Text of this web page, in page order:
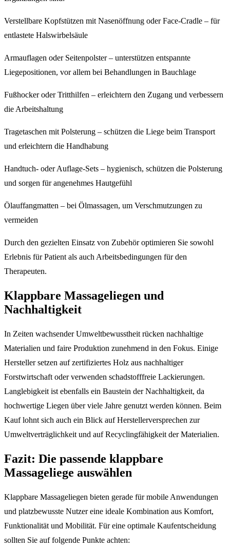
Verstellbare Kopfstützen mit Nasenöffnung oder Face-Cradle – für
entlastete Halswirbelsäule
Armauflagen oder Seitenpolster – unterstützen entspannte
Liegepositionen, vor allem bei Behandlungen in Bauchlage
Fußhocker oder Tritthilfen – erleichtern den Zugang und verbessern
die Arbeitshaltung
Tragetaschen mit Polsterung – schützen die Liege beim Transport
und erleichtern die Handhabung
Handtuch- oder Auflage-Sets – hygienisch, schützen die Polsterung
und sorgen für angenehmes Hautgefühl
Ölauffangmatten – bei Ölmassagen, um Verschmutzungen zu
vermeiden
Durch den gezielten Einsatz von Zubehör optimieren Sie sowohl
Erlebnis für Patient als auch Arbeitsbedingungen für den
Therapeuten.
Klappbare Massageliegen und
Nachhaltigkeit
In Zeiten wachsender Umweltbewusstheit rücken nachhaltige
Materialien und faire Produktion zunehmend in den Fokus. Einige
Hersteller setzen auf zertifiziertes Holz aus nachhaltiger
Forstwirtschaft oder verwenden schadstofffreie Lackierungen.
Langlebigkeit ist ebenfalls ein Baustein der Nachhaltigkeit, da
hochwertige Liegen über viele Jahre genutzt werden können. Beim
Kauf lohnt sich auch ein Blick auf Herstellerversprechen zur
Umweltverträglichkeit und auf Recyclingfähigkeit der Materialien.
Fazit: Die passende klappbare
Massageliege auswählen
Klappbare Massageliegen bieten gerade für mobile Anwendungen
und platzbewusste Nutzer eine ideale Kombination aus Komfort,
Funktionalität und Mobilität. Für eine optimale Kaufentscheidung
sollten Sie auf folgende Punkte achten: